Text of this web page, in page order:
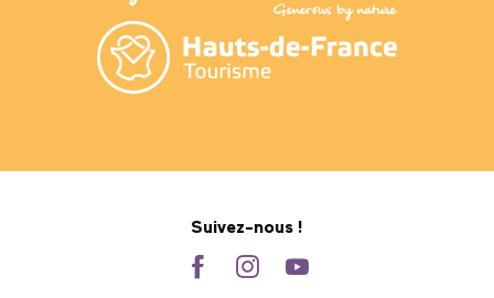
Suivez-nous !